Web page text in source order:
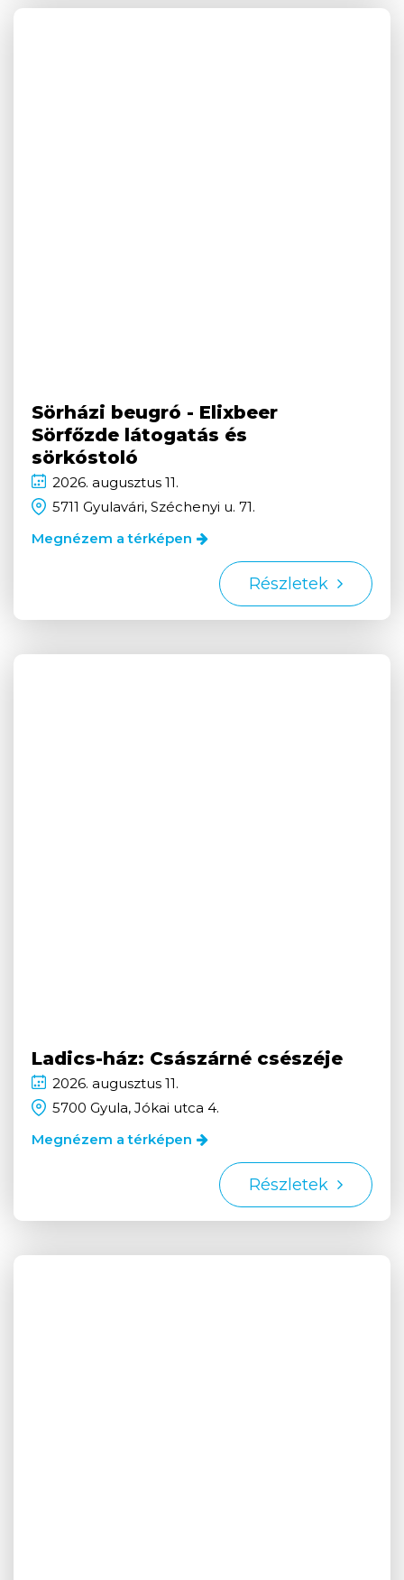
Sörházi beugró - Elixbeer
Sörfőzde látogatás és
sörkóstoló
2026. augusztus 11.
5711 Gyulavári, Széchenyi u. 71.
Megnézem a térképen
Részletek
Ladics-ház: Császárné csészéje
2026. augusztus 11.
5700 Gyula, Jókai utca 4.
Megnézem a térképen
Részletek